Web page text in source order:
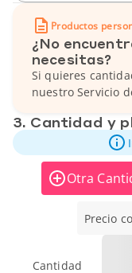
Productos
¿No
necesitas?
Si quieres
nuestro Servicio
3. Cantidad y
Otra
Precio
Cantidad